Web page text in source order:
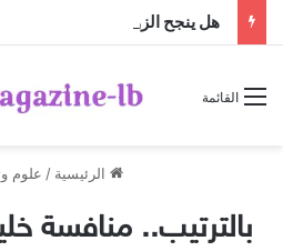
القائمة
الرئيسية / علوم
بالترتيب.. منافسة